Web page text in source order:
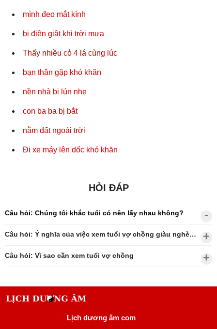
mình đeo mắt kính
bị điện giật khi trời mưa
Thấy nhiều cỏ 4 lá cùng lúc
bạn thân gặp khó khăn
nền nhà bị lún nhẹ
con ba ba bị bắt
nằm đất ngoài trời
Đi xe máy lên dốc khó khăn
HỎI ĐÁP
Câu hỏi: Chúng tôi khắc tuổi có nên lấy nhau không?
Câu hỏi: Ý nghĩa của việc xem tuổi vợ chồng giàu nghèo?
Câu hỏi: Vì sao cần xem tuổi vợ chồng
Lịch dương âm com